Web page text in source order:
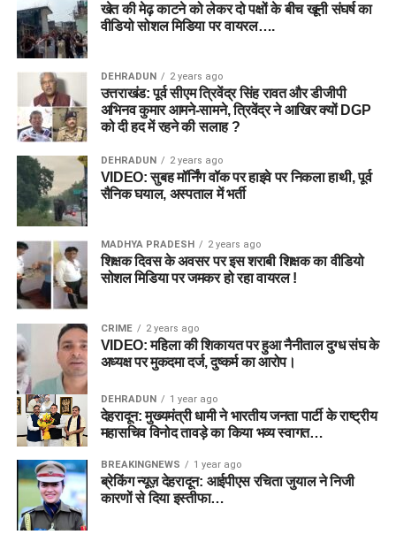
खेत की मेढ़ काटने को लेकर दो पक्षों के बीच खूनी संघर्ष का
वीडियो सोशल मिडिया पर वायरल….
DEHRADUN 2 years ago
उत्तराखंड: पूर्व सीएम त्रिवेंद्र सिंह रावत और डीजीपी
अभिनव कुमार आमने-सामने, त्रिवेंद्र ने आखिर क्यों DGP
को दी हद में रहने की सलाह ?
DEHRADUN 2 years ago
VIDEO: सुबह मॉर्निंग वॉक पर हाइवे पर निकला हाथी, पूर्व
सैनिक घयाल, अस्पताल में भर्ती
MADHYA PRADESH 2 years ago
शिक्षक दिवस के अवसर पर इस शराबी शिक्षक का वीडियो
सोशल मिडिया पर जमकर हो रहा वायरल !
CRIME 2 years ago
VIDEO: महिला की शिकायत पर हुआ नैनीताल दुग्ध संघ के
अध्यक्ष पर मुकदमा दर्ज, दुष्कर्म का आरोप।
DEHRADUN 1 year ago
देहरादून: मुख्यमंत्री धामी ने भारतीय जनता पार्टी के राष्ट्रीय
महासचिव विनोद तावड़े का किया भव्य स्वागत…
BREAKINGNEWS 1 year ago
ब्रेकिंग न्यूज़ देहरादून: आईपीएस रचिता जुयाल ने निजी
कारणों से दिया इस्तीफा…